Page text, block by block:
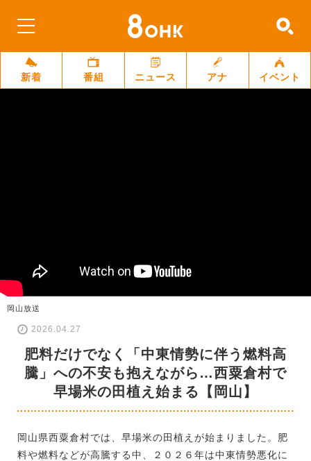
新着 番組 ニュース アナ イベント
岡山放送
2026.04.27
肥料だけでなく「中東情勢に伴う燃料高
騰」への不安も抱えながら…西粟倉村で
早場米の田植え始まる【岡山】
岡山県西粟倉村では、早場米の田植えが始まりました。肥
料や燃料などが高騰する中、２０２６年は中東情勢悪化に